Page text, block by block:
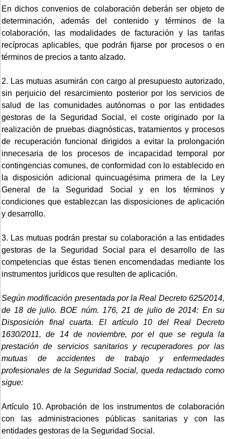
En dichos convenios de colaboración deberán ser objeto de
determinación, además del contenido y términos de la
colaboración, las modalidades de facturación y las tarifas
recíprocas aplicables, que podrán fijarse por procesos o en
términos de precios a tanto alzado.
2. Las mutuas asumirán con cargo al presupuesto autorizado,
sin perjuicio del resarcimiento posterior por los servicios de
salud de las comunidades autónomas o por las entidades
gestoras de la Seguridad Social, el coste originado por la
realización de pruebas diagnósticas, tratamientos y procesos
de recuperación funcional dirigidos a evitar la prolongación
innecesaria de los procesos de incapacidad temporal por
contingencias comunes, de conformidad con lo establecido en
la disposición adicional quincuagésima primera de la Ley
General de la Seguridad Social y en los términos y
condiciones que establezcan las disposiciones de aplicación
y desarrollo.
3. Las mutuas podrán prestar su colaboración a las entidades
gestoras de la Seguridad Social para el desarrollo de las
competencias que éstas tienen encomendadas mediante los
instrumentos jurídicos que resulten de aplicación.
Según modificación presentada por la Real Decreto 625/2014,
de 18 de julio. BOE núm. 176, 21 de julio de 2014: En su
Disposición final cuarta. El artículo 10 del Real Decreto
1630/2011, de 14 de noviembre, por el que se regula la
prestación de servicios sanitarios y recuperadores por las
mutuas de accidentes de trabajo y enfermedades
profesionales de la Seguridad Social, queda redactado como
sigue:
Artículo 10. Aprobación de los instrumentos de colaboración
con las administraciones públicas sanitarias y con las
entidades gestoras de la Seguridad Social.